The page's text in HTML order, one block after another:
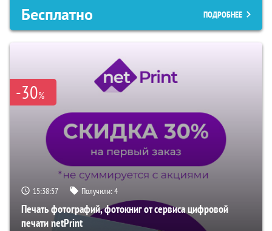
Бесплатно ПОДРОБНЕЕ
-30%
15:38:56 Получили:4
Печать фотографий, фотокниг от сервиса цифровой
печати netPrint